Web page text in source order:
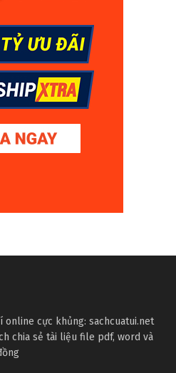
online cực khủng: sachcuatui.net
chia sẻ tài liệu file pdf, word và